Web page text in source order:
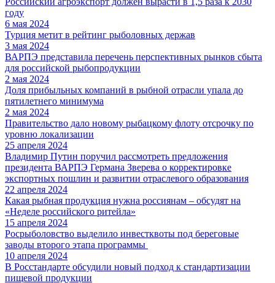
году
6 мая 2024
Турция метит в рейтинг рыболовных держав
3 мая 2024
ВАРПЭ представила перечень перспективных рынков сбыта
для российской рыбопродукции
2 мая 2024
Доля прибыльных компаний в рыбной отрасли упала до
пятилетнего минимума
2 мая 2024
Правительство дало новому рыбацкому флоту отсрочку по
уровню локализации
25 апреля 2024
Владимир Путин поручил рассмотреть предложения
президента ВАРПЭ Германа Зверева о корректировке
экспортных пошлин и развитии отраслевого образования
22 апреля 2024
Какая рыбная продукция нужна россиянам – обсудят на
«Неделе российского ритейла»
15 апреля 2024
Росрыболовство выделило инвестквоты под береговые
заводы второго этапа программы
10 апреля 2024
В Росстандарте обсудили новый подход к стандартизации
пищевой продукции